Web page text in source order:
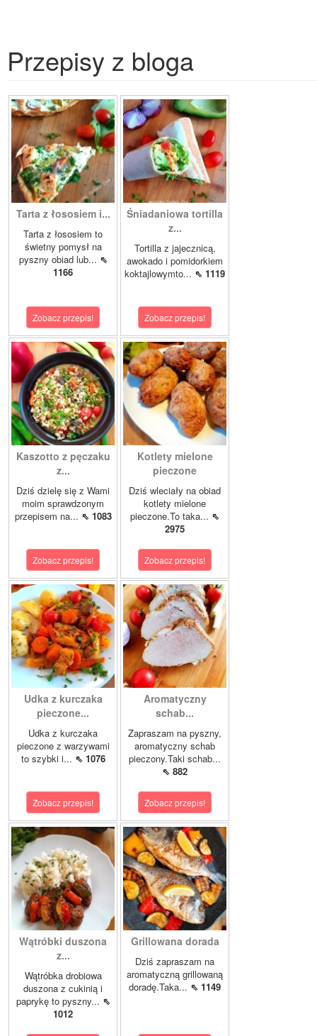
Przepisy z bloga
Tarta z łososiem i...
Tarta z łososiem to
świetny pomysł na
pyszny obiad lub... ⇖
1166
Zobacz przepis!
Śniadaniowa tortilla
z...
Tortilla z jajecznicą,
awokado i pomidorkiem
koktajlowymto... ⇖ 1119
Zobacz przepis!
Kaszotto z pęczaku
z...
Dziś dzielę się z Wami
moim sprawdzonym
przepisem na... ⇖ 1083
Zobacz przepis!
Kotlety mielone
pieczone
Dziś wleciały na obiad
kotlety mielone
pieczone.To taka... ⇖
2975
Zobacz przepis!
Udka z kurczaka
pieczone...
Udka z kurczaka
pieczone z warzywami
to szybki i... ⇖ 1076
Zobacz przepis!
Aromatyczny
schab...
Zapraszam na pyszny,
aromatyczny schab
pieczony.Taki schab...
⇖ 882
Zobacz przepis!
Wątróbki duszona
z...
Wątróbka drobiowa
duszona z cukinią i
paprykę to pyszny... ⇖
1012
Grillowana dorada
Dziś zapraszam na
aromatyczną grillowaną
doradę.Taka... ⇖ 1149